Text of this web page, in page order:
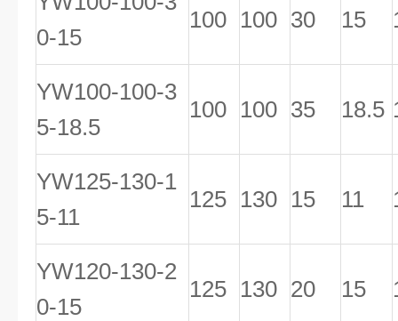
0-15
100 100 30 15
YW100-100-3
5-18.5
100 100 35 18.5
YW125-130-1
5-11
125 130 15 11
YW120-130-2
0-15
125 130 20 15